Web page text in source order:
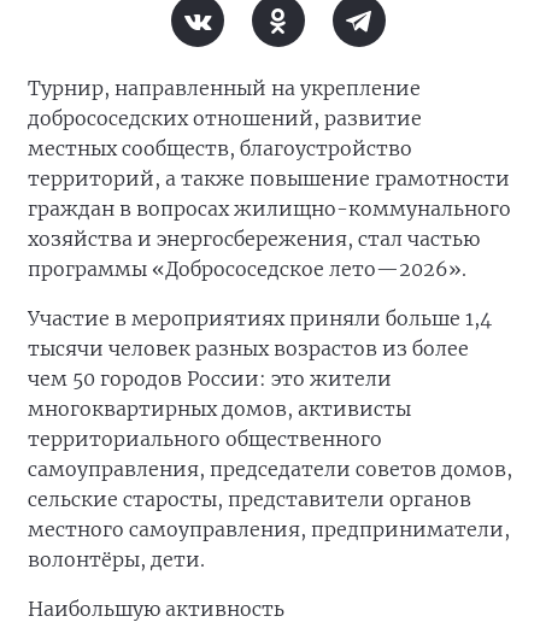
Турнир, направленный на укрепление
добрососедских отношений, развитие
местных сообществ, благоустройство
территорий, а также повышение грамотности
граждан в вопросах жилищно-коммунального
хозяйства и энергосбережения, стал частью
программы «Добрососедское лето—2026».
Участие в мероприятиях приняли больше 1,4
тысячи человек разных возрастов из более
чем 50 городов России: это жители
многоквартирных домов, активисты
территориального общественного
самоуправления, председатели советов домов,
сельские старосты, представители органов
местного самоуправления, предприниматели,
волонтёры, дети.
Наибольшую активность